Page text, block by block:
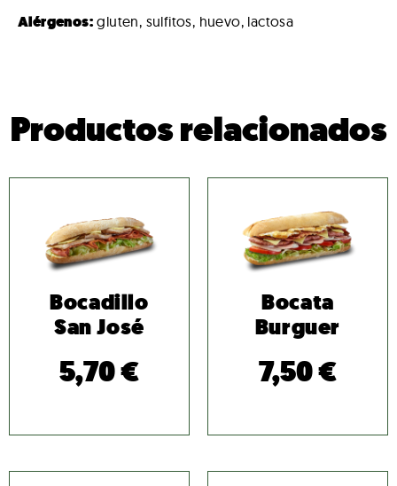
Alérgenos:gluten, sulfitos, huevo, lactosa
Productos relacionados
Bocadillo
San José
5,70€
Bocata
Burguer
7,50€